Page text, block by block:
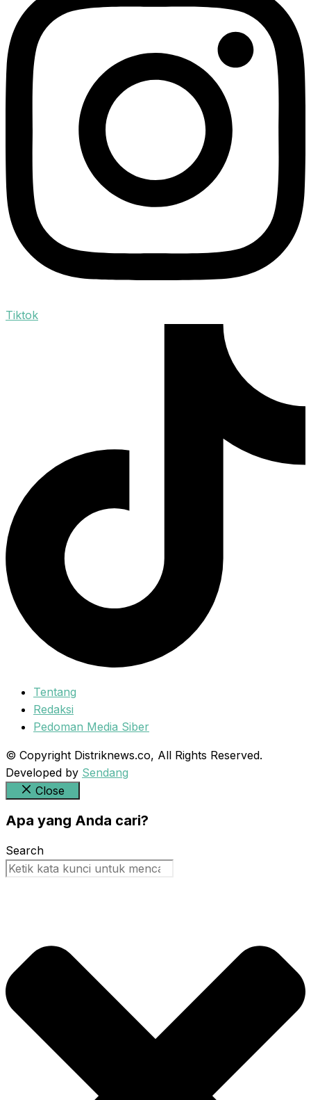
Tiktok
Tentang
Redaksi
Pedoman Media Siber
© Copyright Distriknews.co, All Rights Reserved.
Developed by Sendang
Close
Apa yang Anda cari?
Search